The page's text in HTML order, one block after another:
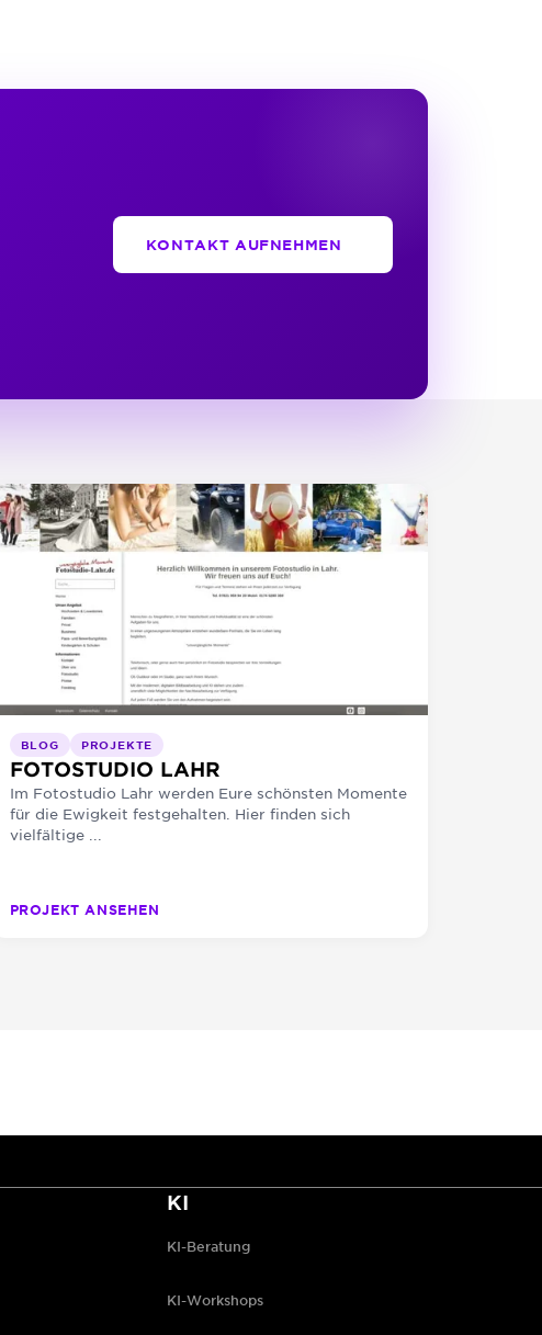
KONTAKT AUFNEHMEN
BLOG PROJEKTE
FOTOSTUDIO LAHR
Im Fotostudio Lahr werden Eure schönsten Momente
für die Ewigkeit festgehalten. Hier finden sich
vielfältige ...
PROJEKT ANSEHEN
KI
KI-Beratung
KI-Workshops